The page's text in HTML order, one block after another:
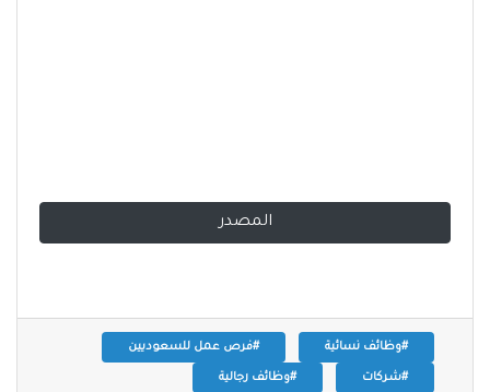
المصدر
#وظائف نسائية #فرص عمل للسعوديين
#شركات #وظائف رجالية